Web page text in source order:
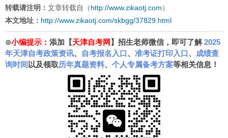
转载请注明： 文章转载自（ http://www.zikaotj.com ）
本文地址： http://www.zikaotj.com/skbgg/37829.html
⊙小编提示： 添加【天津自考网 】招生老师微信，即可了解2025
年天津自考政策资讯、 自考报名入口、 准考证打印入口、 成绩查
询时间 以及领取历年真题资料、 个人专属备考方案等相关信息！